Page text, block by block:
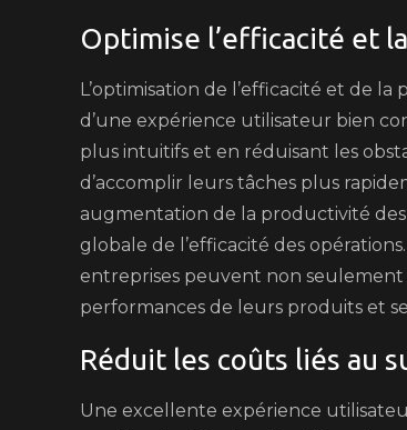
Optimise l’efficacité et
L’optimisation de l’efficacité et de
d’une expérience utilisateur bien
plus intuitifs et en réduisant les
d’accomplir leurs tâches plus
augmentation de la productivité
globale de l’efficacité des
entreprises peuvent non seulement
performances de leurs produits et
Réduit les coûts liés au
Une excellente expérience